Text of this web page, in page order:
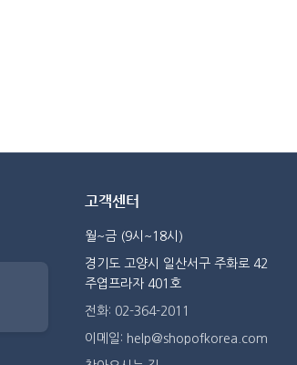
고객센터
월~금 (9시~18시)
경기도 고양시 일산서구 주화로 42
주엽프라자 401호
전화: 02-364-2011
이메일: help@shopofkorea.com